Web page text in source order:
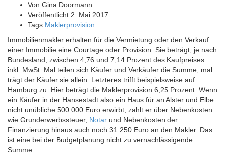
Von Gina Doormann
Veröffentlicht 2. Mai 2017
Tags Maklerprovision
Immobilienmakler erhalten für die Vermietung oder den Verkauf
einer Immobilie eine Courtage oder Provision. Sie beträgt, je nach
Bundesland, zwischen 4,76 und 7,14 Prozent des Kaufpreises
inkl. MwSt. Mal teilen sich Käufer und Verkäufer die Summe, mal
trägt der Käufer sie allein. Letzteres trifft beispielsweise auf
Hamburg zu. Hier beträgt die Maklerprovision 6,25 Prozent. Wenn
ein Käufer in der Hansestadt also ein Haus für an Alster und Elbe
nicht unübliche 500.000 Euro erwirbt, zahlt er über Nebenkosten
wie Grunderwerbssteuer, Notar und Nebenkosten der
Finanzierung hinaus auch noch 31.250 Euro an den Makler. Das
ist eine bei der Budgetplanung nicht zu vernachlässigende
Summe.